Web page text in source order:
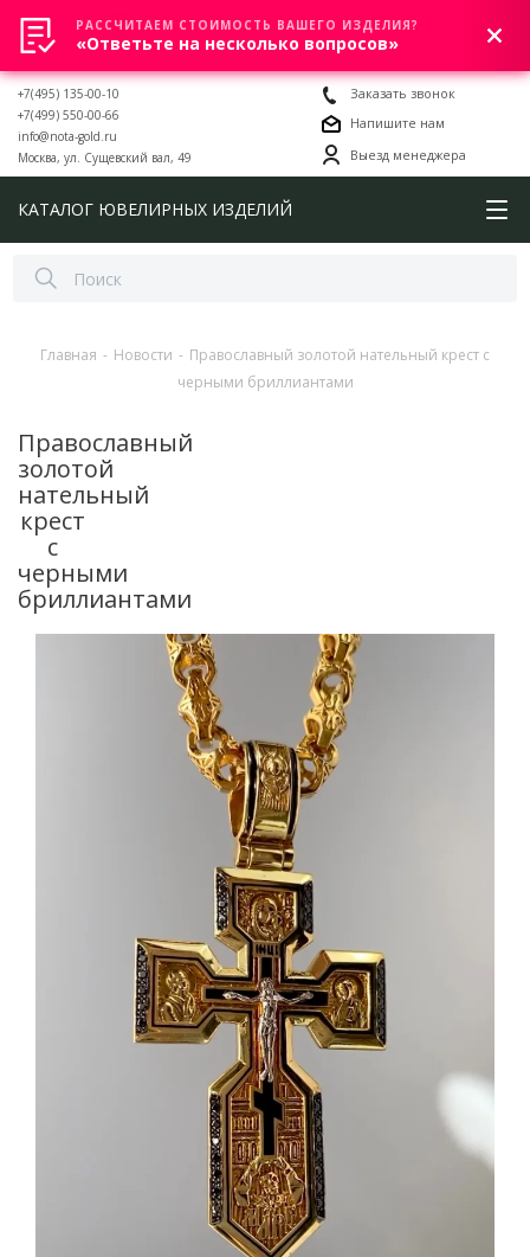
0
+7(495) 135-00-10
+7(499) 550-00-66
info@nota-gold.ru
Москва, ул. Сущевский вал, 49
Заказать звонок
Напишите нам
Выезд менеджера
КАТАЛОГ ЮВЕЛИРНЫХ ИЗДЕЛИЙ
Главная - Новости - Православный золотой нательный крест с
черными бриллиантами
Православный
золотой
нательный
крест
с
черными
бриллиантами
РАССЧИТАЕМ СТОИМОСТЬ ВАШЕГО ИЗДЕЛИЯ?
«Ответьте на несколько вопросов»